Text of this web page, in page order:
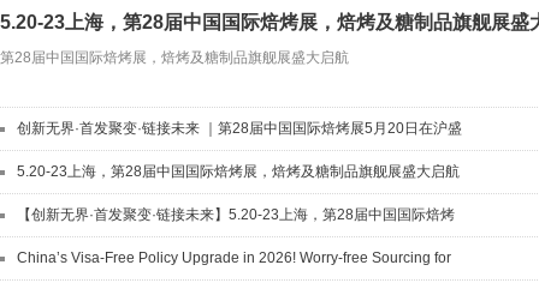
5.20-23上海，第28届中国国际焙烤展，焙烤及糖制品旗舰展盛
第28届中国国际焙烤展，焙烤及糖制品旗舰展盛大启航
创新无界·首发聚变·链接未来 ｜第28届中国国际焙烤展5月20日在沪盛
大开幕
5.20-23上海，第28届中国国际焙烤展，焙烤及糖制品旗舰展盛大启航
【创新无界·首发聚变·链接未来】5.20-23上海，第28届中国国际焙烤
展，焙烤及糖制品旗舰展盛大启航！
China’s Visa-Free Policy Upgrade in 2026! Worry-free Sourcing for